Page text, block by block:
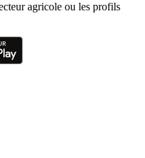
agricole ou les profils